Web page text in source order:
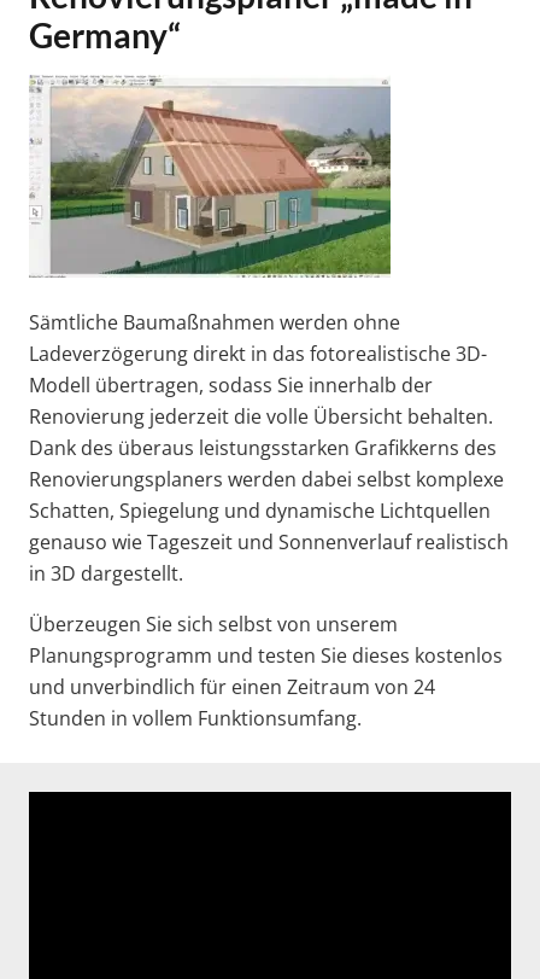
Germany“
Sämtliche Baumaßnahmen werden ohne
Ladeverzögerung direkt in das fotorealistische 3D-
Modell übertragen, sodass Sie innerhalb der
Renovierung jederzeit die volle Übersicht behalten.
Dank des überaus leistungsstarken Grafikkerns des
Renovierungsplaners werden dabei selbst komplexe
Schatten, Spiegelung und dynamische Lichtquellen
genauso wie Tageszeit und Sonnenverlauf realistisch
in 3D dargestellt.
Überzeugen Sie sich selbst von unserem
Planungsprogramm und testen Sie dieses kostenlos
und unverbindlich für einen Zeitraum von 24
Stunden in vollem Funktionsumfang.